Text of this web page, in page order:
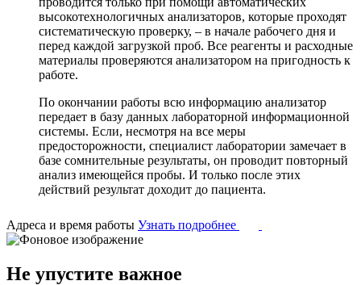
высокотехнологичных анализаторов, которые проходят
систематическую проверку, – в начале рабочего дня и
перед каждой загрузкой проб. Все реагенты и расходные
материалы проверяются анализатором на пригодность к
работе.
По окончании работы всю информацию анализатор
передает в базу данных лабораторной информационной
системы. Если, несмотря на все меры
предосторожности, специалист лаборатории замечает в
базе сомнительные результаты, он проводит повторный
анализ имеющейся пробы. И только после этих
действий результат доходит до пациента.
Адреса и время работы Узнать подробнее
Не упустите важное